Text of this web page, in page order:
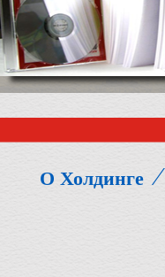
О Холдинге